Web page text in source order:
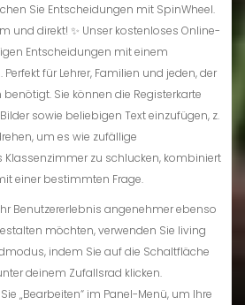
Sie Entscheidungen mit SpinWheel.
und direkt! ✨ Unser kostenloses Online-
Entscheidungen mit einem
für Lehrer, Familien und jeden, der
Sie können die Registerkarte
sowie beliebigen Text einzufügen, z.
um es wie zufällige
zu schlucken, kombiniert
einer bestimmten Frage.
Benutzererlebnis angenehmer ebenso
möchten, verwenden Sie living
indem Sie auf die Schaltfläche
deinem Zufallsrad klicken.
„Bearbeiten“ im Panel-Menü, um Ihre